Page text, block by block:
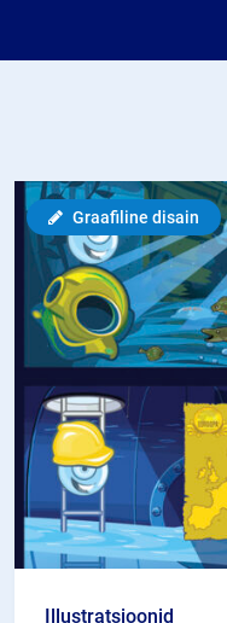
Graafiline disain
Illustratsioonid